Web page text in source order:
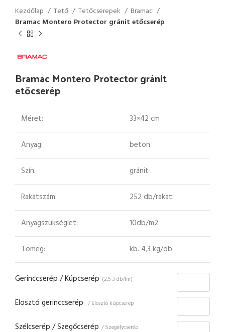
Kezdőlap Tető Tetőcserepek
Bramac
Bramac Montero Protector gránit etőcserép
Bramac Montero Protector gránit
etőcserép
Méret: 33×42 cm
Anyag: beton
Szín: gránit
Rakatszám: 252 db/rakat
Anyagszükséglet: 10db/m2
Tömeg: kb. 4,3 kg/db
Gerinccserép / Kúpcserép (2,5-3 db/fm)
Elosztó gerinccserép / Elosztó kúpcserép
Szélcserép / Szegőcserép / Szegélycserép